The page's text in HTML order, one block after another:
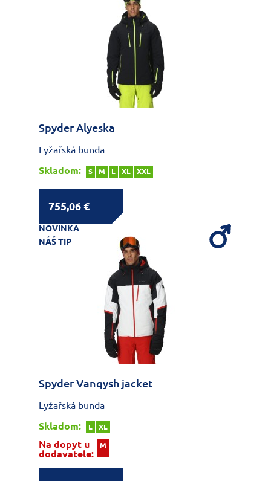
Spyder Alyeska
Lyžařská bunda
Skladom:
S M L XL XXL
755,06 €
NOVINKA
NÁŠ TIP
Spyder Vanqysh jacket
Lyžařská bunda
Skladom:
L XL
Na dopyt u
dodavatele:
M